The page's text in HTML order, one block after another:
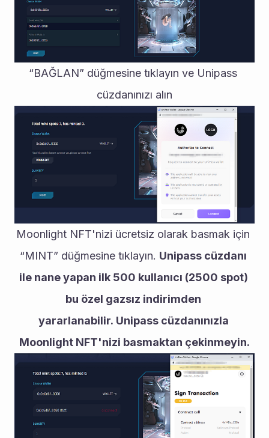
“BAĞLAN” düğmesine tıklayın ve Unipass
cüzdanınızı alın
Moonlight NFT'nizi ücretsiz olarak basmak için
“MINT” düğmesine tıklayın. Unipass cüzdanı
ile nane yapan ilk 500 kullanıcı (2500 spot)
bu özel gazsız indirimden
yararlanabilir. Unipass cüzdanınızla
Moonlight NFT'nizi basmaktan çekinmeyin.